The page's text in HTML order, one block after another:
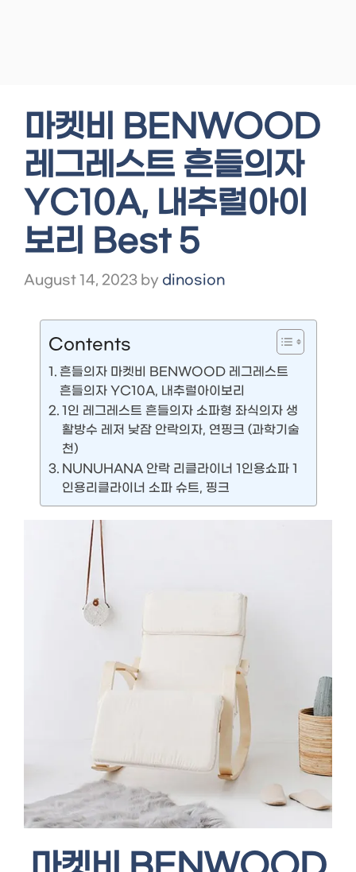
마켓비 BENWOOD
레그레스트 흔들의자
YC10A, 내추럴아이
보리 Best 5
August 14, 2023 by dinosion
Contents
흔들의자 마켓비 BENWOOD 레그레스트
흔들의자 YC10A, 내추럴아이보리
1인 레그레스트 흔들의자 소파형 좌식의자 생
활방수 레저 낮잠 안락의자, 연핑크 (과학기술
천)
NUNUHANA 안락 리클라이너 1인용쇼파 1
인용리클라이너 소파 슈트, 핑크